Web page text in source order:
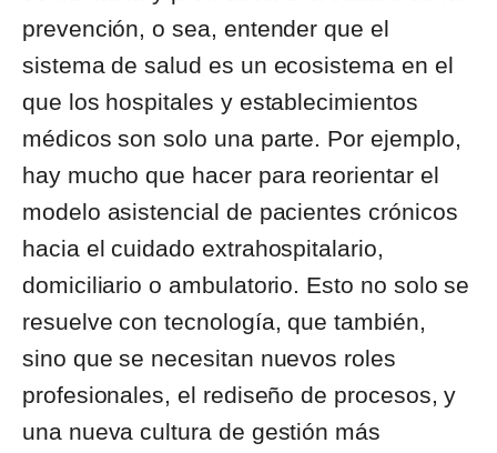
prevención, o sea, entender que el
sistema de salud es un ecosistema en el
que los hospitales y establecimientos
médicos son solo una parte. Por ejemplo,
hay mucho que hacer para reorientar el
modelo asistencial de pacientes crónicos
hacia el cuidado extrahospitalario,
domiciliario o ambulatorio. Esto no solo se
resuelve con tecnología, que también,
sino que se necesitan nuevos roles
profesionales, el rediseño de procesos, y
una nueva cultura de gestión más